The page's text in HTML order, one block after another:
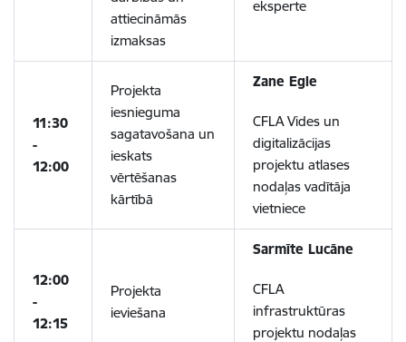
attiecināmās
izmaksas
eksperte
11:30
-
12:00
Projekta
iesnieguma
sagatavošana un
ieskats
vērtēšanas
kārtībā
Zane Egle
CFLA Vides un
digitalizācijas
projektu atlases
nodaļas vadītāja
vietniece
12:00
-
12:15
Projekta
ieviešana
Sarmīte Lucāne
CFLA
infrastruktūras
projektu nodaļas